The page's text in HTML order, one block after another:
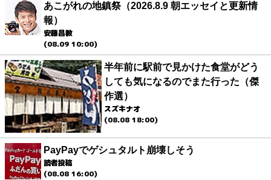
あこがれの地鎮祭（2026.8.9 朝エッセイと更新情
報）
安藤昌教
(08.09 10:00)
半年前に駅前で見かけた食堂がどう
しても気になるのでまた行った（傑
作選）
スズキナオ
(08.08 18:00)
PayPayでゲシュタルト崩壊しそう
読者投稿
(08.08 16:00)